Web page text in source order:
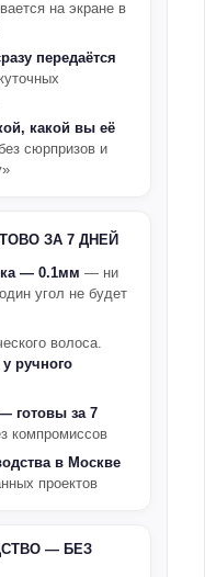
на экране в
передаётся
какой вы её
сюрпризов и
ЗА 7 ДНЕЙ
— 0.1мм — ни
угол не будет
волоса.
ручного
готовы за 7
компромиссов
в Москве
проектов
— БЕЗ